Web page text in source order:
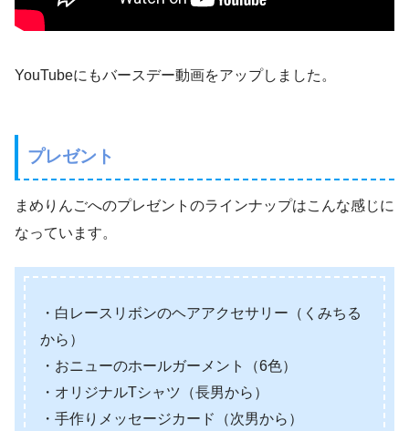
YouTubeにもバースデー動画をアップしました。
プレゼント
まめりんごへのプレゼントのラインナップはこんな感じに
なっています。
・白レースリボンのヘアアクセサリー（くみちる
から）
・おニューのホールガーメント（6色）
・オリジナルTシャツ（長男から）
・手作りメッセージカード（次男から）